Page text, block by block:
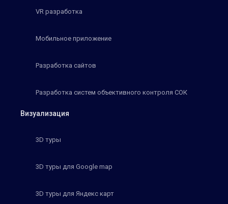
VR разработка
Мобильное приложение
Разработка сайтов
Разработка систем объективного контроля СОК
Визуализация
3D туры
3D туры для Google map
3D туры для Яндекс карт